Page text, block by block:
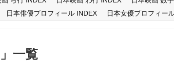
日本俳優プロフィール INDEX 日本女優プロフィー
一覧